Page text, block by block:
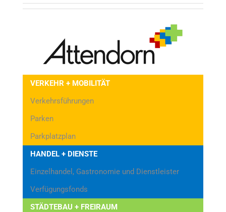
VERKEHR + MOBILITÄT
Verkehrsführungen
Parken
Parkplatzplan
HANDEL + DIENSTE
Einzelhandel, Gastronomie und Dienstleister
Verfügungsfonds
STÄDTEBAU + FREIRAUM